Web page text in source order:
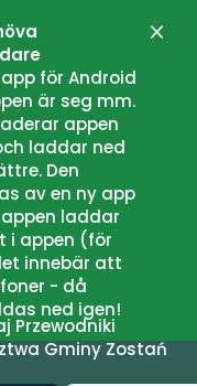
för Android
är seg mm.
appen
laddar ned
Den
av en ny app
laddar
i appen (för
innebär att
- då
ned igen!
Przewodniki
Gminy Zostań